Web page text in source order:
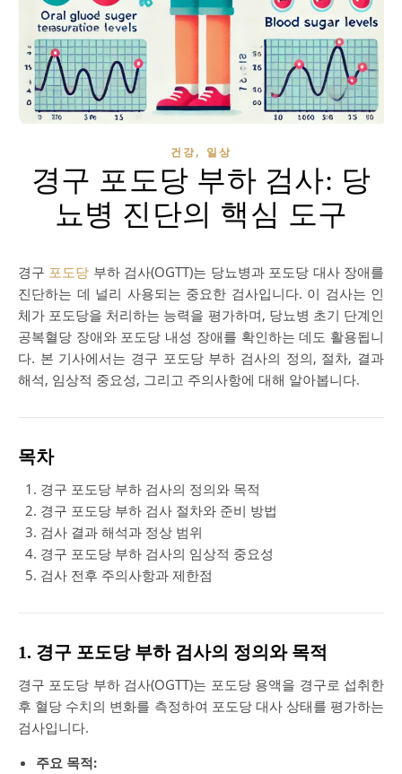
건강, 일상
경구 포도당 부하 검사: 당
뇨병 진단의 핵심 도구
경구 포도당 부하 검사(OGTT)는 당뇨병과 포도당 대사 장애를
진단하는 데 널리 사용되는 중요한 검사입니다. 이 검사는 인
체가 포도당을 처리하는 능력을 평가하며, 당뇨병 초기 단계인
공복혈당 장애와 포도당 내성 장애를 확인하는 데도 활용됩니
다. 본 기사에서는 경구 포도당 부하 검사의 정의, 절차, 결과
해석, 임상적 중요성, 그리고 주의사항에 대해 알아봅니다.
목차
경구 포도당 부하 검사의 정의와 목적
경구 포도당 부하 검사 절차와 준비 방법
검사 결과 해석과 정상 범위
경구 포도당 부하 검사의 임상적 중요성
검사 전후 주의사항과 제한점
1. 경구 포도당 부하 검사의 정의와 목적
경구 포도당 부하 검사(OGTT)는 포도당 용액을 경구로 섭취한
후 혈당 수치의 변화를 측정하여 포도당 대사 상태를 평가하는
검사입니다.
주요 목적: